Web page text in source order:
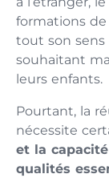
formations
tout son sens
souhaitant
leurs enfants.
Pourtant, la
nécessite
et la
qualités